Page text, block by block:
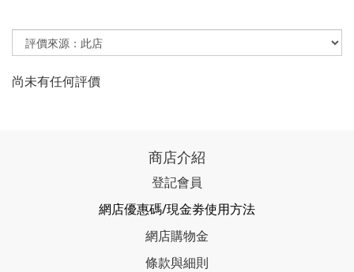
尚未有任何評價
商店介紹
登記會員
網店優惠碼/現金劵使用方法
網店購物金
條款與細則